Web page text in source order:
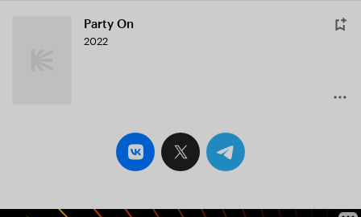
Party On
2022